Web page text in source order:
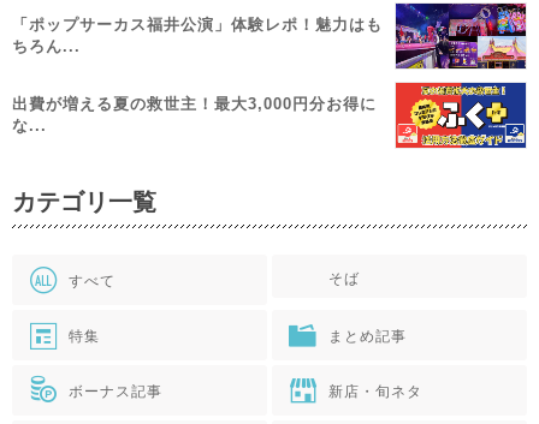
「ポップサーカス福井公演」体験レポ！魅力はも
ちろん...
出費が増える夏の救世主！最大3,000円分お得に
な...
カテゴリ一覧
すべて そば
特集 まとめ記事
ボーナス記事 新店・旬ネタ